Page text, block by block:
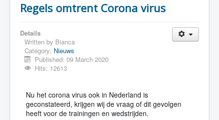
Regels omtrent Corona virus
Details
Written by Bianca
Category: Nieuws
Published: 09 March 2020
Hits: 12613
Nu het corona virus ook in Nederland is
geconstateerd, krijgen wij de vraag of dit gevolgen
heeft voor de trainingen en wedstrijden.